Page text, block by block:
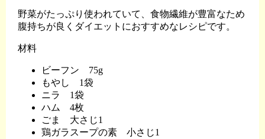
野菜がたっぷり使われていて、食物繊維が豊富なため
腹持ちが良くダイエットにおすすめなレシピです。
材料
ビーフン 75g
もやし 1袋
ニラ 1袋
ハム 4枚
ごま 大さじ1
鶏ガラスープの素 小さじ1